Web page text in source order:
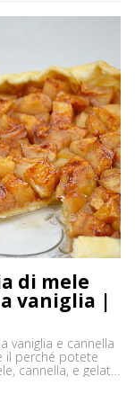
di mele
vaniglia |
vaniglia e cannella
il perché potete
cannella, e gelato
dolce un
intenso. Un